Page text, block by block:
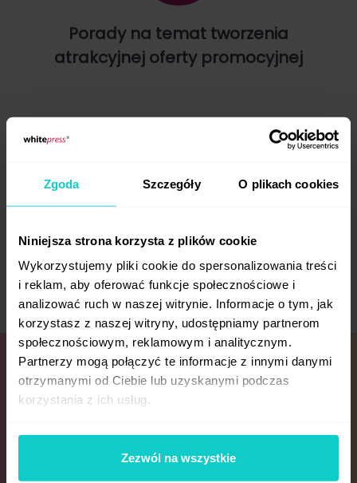
Zgoda Szczegóły O plikach cookies
Niniejsza strona korzysta z plików cookie
Wykorzystujemy pliki cookie do spersonalizowania treści
i reklam, aby oferować funkcje społecznościowe i
analizować ruch w naszej witrynie. Informacje o tym, jak
korzystasz z naszej witryny, udostępniamy partnerom
społecznościowym, reklamowym i analitycznym.
Partnerzy mogą połączyć te informacje z innymi danymi
otrzymanymi od Ciebie lub uzyskanymi podczas
korzystania z ich usług.
Zezwól na wszystkie
Porady na temat tworzenia
atrakcyjnej oferty promocyjnej
współpracy
Poznaj korzyści ze
współpracy